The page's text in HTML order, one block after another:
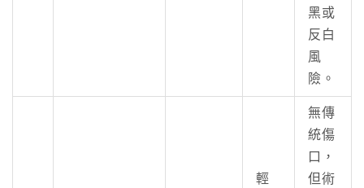
黑或
反白
風
險。
輕
無傳
統傷
口，
但術